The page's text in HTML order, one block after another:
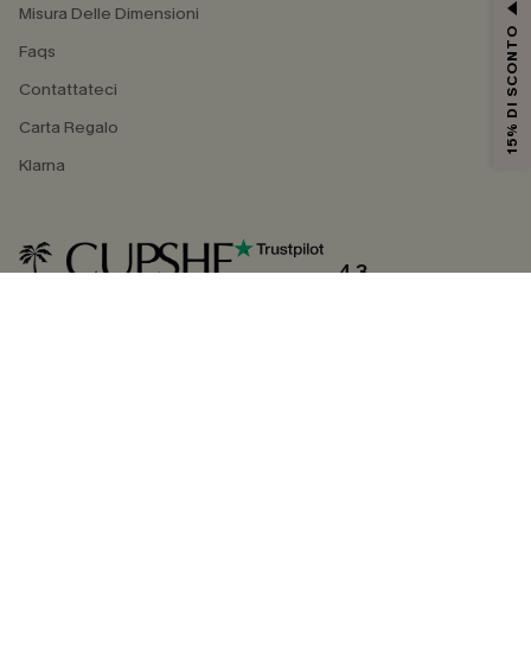
Misura Delle Dimensioni
Faqs
Contattateci
Carta Regalo
Klarna
4.3
15% DI SCONTO